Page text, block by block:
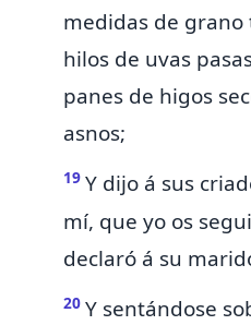
medidas de grano
hilos de uvas
panes de higos
asnos;
19 Y dijo á sus
mí, que yo os
declaró á su
20 Y sentándose